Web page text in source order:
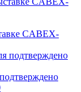
CABEX-